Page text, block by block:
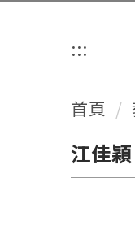
:::
首頁
江佳穎